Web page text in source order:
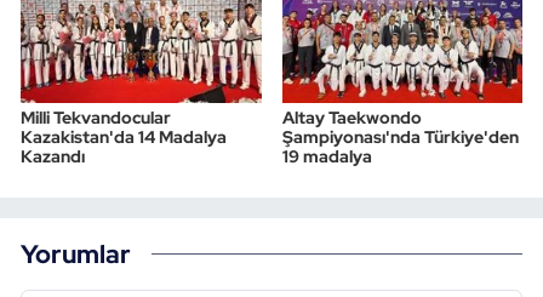
Milli Tekvandocular
Kazakistan'da 14 Madalya
Kazandı
Altay Taekwondo
Şampiyonası'nda Türkiye'den
19 madalya
Yorumlar